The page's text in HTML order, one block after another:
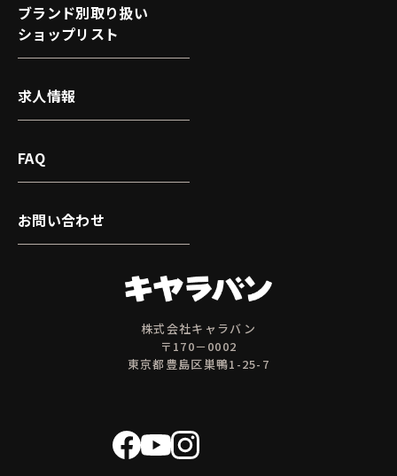
株式会社キャラバン
〒170－0002
東京都豊島区巣鴨1-25-7
ブランド別取り扱い
ショップリスト
求人情報
FAQ
お問い合わせ